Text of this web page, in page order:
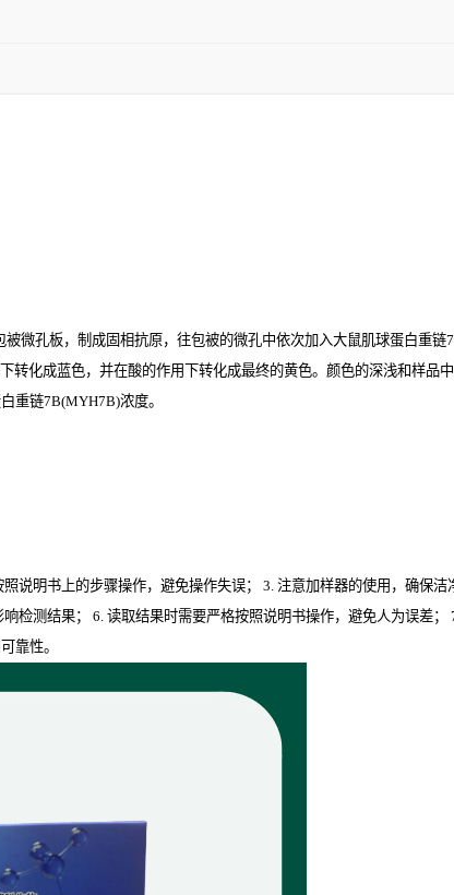
被微孔板，制成固相抗原，往包被的微孔中依次加入大鼠肌球蛋白重链
转化成蓝色，并在酸的作用下转化成最终的黄色。颜色的深浅和样品
重链7B(MYH7B)浓度。
说明书上的步骤操作，避免操作失误； 3. 注意加样器的使用，确保
检测结果； 6. 读取结果时需要严格按照说明书操作，避免人为误差
靠性。